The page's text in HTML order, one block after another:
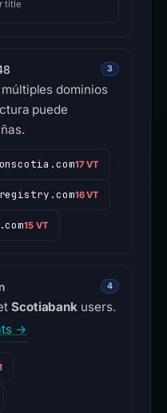
title
3
dominios
puede
17 VT
16 VT
15 VT
4
Scotiabank users.
→